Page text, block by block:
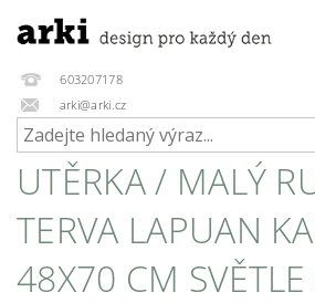
603207178
arki@arki.cz
UTĚRKA / MALÝ
TERVA LAPUAN
48X70 CM SVĚTLE